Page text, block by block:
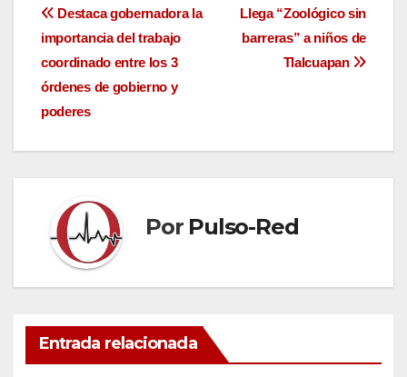
Navegación
de
entradas
Llega “Zoológico sin
barreras” a niños de
Tlalcuapan
Destaca gobernadora la
importancia del trabajo
coordinado entre los 3
órdenes de gobierno y
poderes
Por Pulso-Red
Entrada relacionada